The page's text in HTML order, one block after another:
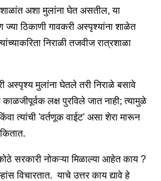
शाळांत अशा मुलांना घेत असतील, या
ज्या ठिकाणी गावकरी अस्पृश्यांना शाळेत
निराळी तजवीज रात्रशाळा
अस्पृश्य मुलांना घेतले तरी निराळे बसावे
लक्ष पुरविले जात नाही; त्यामुळे
त्यांची 'वर्तणूक वाईट' असा शेरा मारून
सरकारी नोकऱ्या मिळाल्या आहेत काय ?
विचारतात. याचे उत्तर काय द्यावे हे